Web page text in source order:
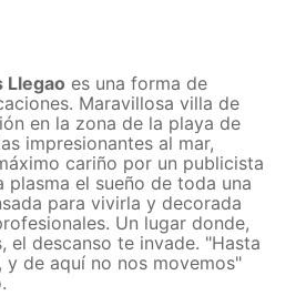
Llegao es una forma de
Maravillosa villa de
en la zona de la playa de
impresionantes al mar,
cariño por un publicista
plasma el sueño de toda una
para vivirla y decorada
Un lugar donde,
el descanso te invade. "Hasta
y de aquí no nos movemos"